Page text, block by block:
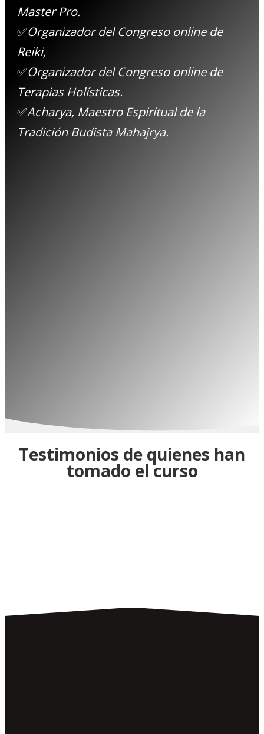
Master Pro.
✅Organizador del Congreso online de
Reiki,
✅Organizador del Congreso onlinede
Terapias Holísticas.
✅Acharya, Maestro Espiritual de la
Tradición Budista Mahajrya.
Testimonios de quienes han
tomado el curso